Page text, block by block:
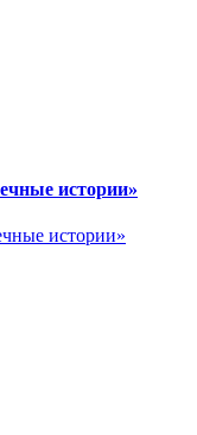
истории»